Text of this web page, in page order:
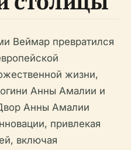
Веймар превратился
жизни,
Анны Амалии и
Анны Амалии
привлекая
включая